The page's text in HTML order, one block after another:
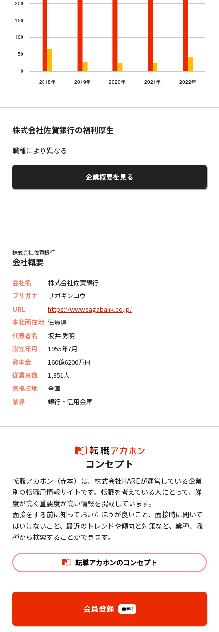
株式会社佐賀銀行の福利厚生
職種により異なる
企業概要を見る
株式会社佐賀銀行
会社概要
会社名
株式会社佐賀銀行
フリガナ
サガギンコウ
URL
https://www.sagabank.co.jp/
本社所在地 佐賀県
代表者名
坂井 秀明
設立年月
1955年7月
資本金
160億6200万円
従業員数
1,351人
各拠点地
全国
業界
銀行・信用金庫
コンセプト
転職アカホン（赤本）は、株式会社HAREが運営している企業
別の転職用情報サイトです。転職を考えている人にとって、鮮
度が高く重要度が高い情報を掲載しています。
面接をする前に知っておいたほうが良いこと、面接時に聞いて
はいけないこと、最近のトレンドや傾向と対策など、業種、職
種から検索することができます。
転職アカホンのコンセプト
会員登録 無料!